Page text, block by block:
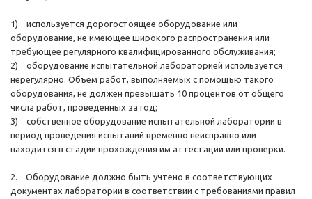
1) используется дорогостоящее оборудование или
оборудование, не имеющее широкого распространения или
требующее регулярного квалифицированного обслуживания;
2) оборудование испытательной лабораторией используется
нерегулярно. Объем работ, выполняемых с помощью такого
оборудования, не должен превышать 10 процентов от общего
числа работ, проведенных за год;
3) собственное оборудование испытательной лаборатории в
период проведения испытаний временно неисправно или
находится в стадии прохождения им аттестации или проверки.
2. Оборудование должно быть учтено в соответствующих
документах лаборатории в соответствии с требованиями правил